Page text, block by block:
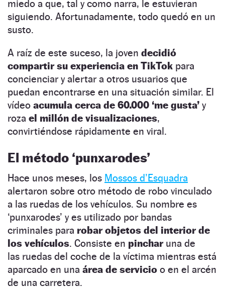
miedo a que, tal y como narra, le estuvieran
siguiendo. Afortunadamente, todo quedó en un
susto.
A raíz de este suceso, la joven decidió
compartir su experiencia en TikTok para
concienciar y alertar a otros usuarios que
puedan encontrarse en una situación similar. El
vídeo acumula cerca de 60.000 ‘me gusta’ y
roza el millón de visualizaciones,
convirtiéndose rápidamente en viral.
El método ‘punxarodes’
Hace unos meses, los Mossos d’Esquadra
alertaron sobre otro método de robo vinculado
a las ruedas de los vehículos. Su nombre es
‘punxarodes’ y es utilizado por bandas
criminales para robar objetos del interior de
los vehículos. Consiste en pincharuna de
las ruedas del coche de la víctima mientras está
aparcado en una área de servicio o en el arcén
de una carretera.